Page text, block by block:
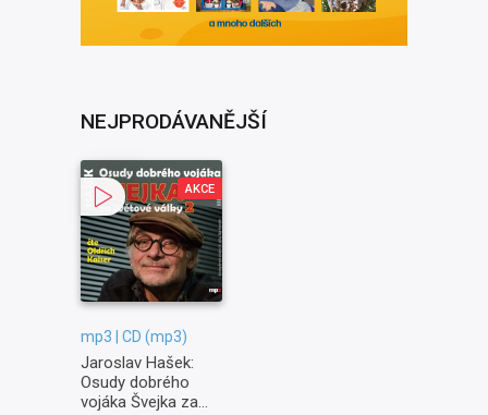
NEJPRODÁVANĚJŠÍ
AKCE
mp3 | CD (mp3)
Jaroslav Hašek:
Osudy dobrého
vojáka Švejka za